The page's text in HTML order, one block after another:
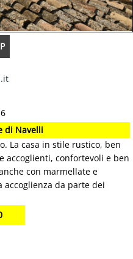
di Navelli
La casa in stile rustico, ben
accoglienti, confortevoli e ben
con marmellate e
da parte dei